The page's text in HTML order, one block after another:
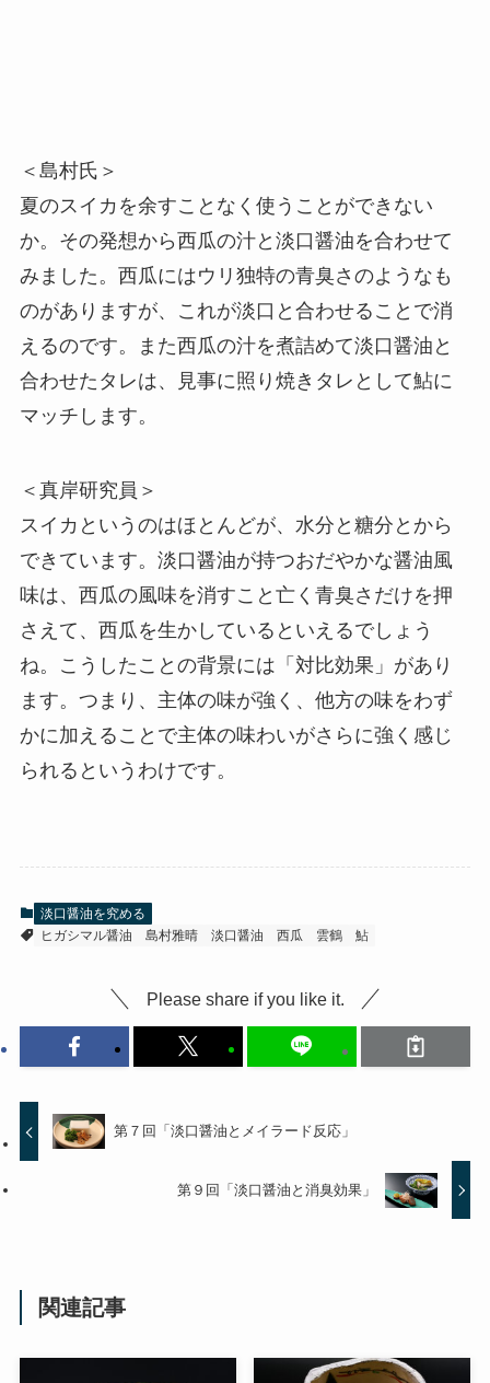
＜島村氏＞
夏のスイカを余すことなく使うことができない
か。その発想から西瓜の汁と淡口醤油を合わせて
みました。西瓜にはウリ独特の青臭さのようなも
のがありますが、これが淡口と合わせることで消
えるのです。また西瓜の汁を煮詰めて淡口醤油と
合わせたタレは、見事に照り焼きタレとして鮎に
マッチします。
＜真岸研究員＞
スイカというのはほとんどが、水分と糖分とから
できています。淡口醤油が持つおだやかな醤油風
味は、西瓜の風味を消すこと亡く青臭さだけを押
さえて、西瓜を生かしているといえるでしょう
ね。こうしたことの背景には「対比効果」があり
ます。つまり、主体の味が強く、他方の味をわず
かに加えることで主体の味わいがさらに強く感じ
られるというわけです。
淡口醤油を究める
ヒガシマル醤油
島村雅晴 淡口醤油 西瓜 雲鶴 鮎
Please share if you like it.
第７回「淡口醤油とメイラード反応」
第９回「淡口醤油と消臭効果」
関連記事